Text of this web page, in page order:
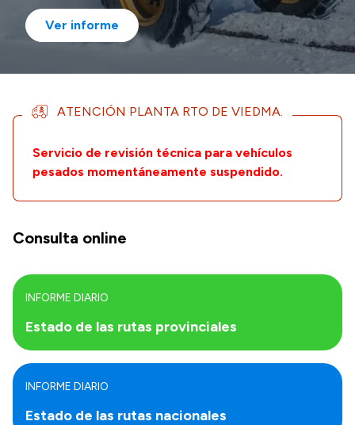
Recibos de sueldo
Ver informe
ATENCIÓN PLANTA RTO DE VIEDMA.
Servicio de revisión técnica para vehículos
pesados momentáneamente suspendido.
Consulta online
Estado de las rutas provinciales
INFORME DIARIO
Estado de las rutas nacionales
INFORME DIARIO